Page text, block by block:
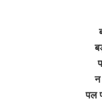
न
पल